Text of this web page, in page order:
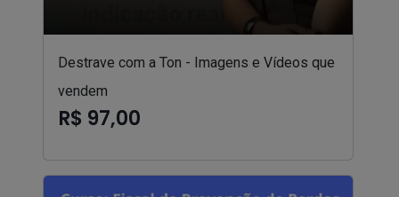
Destrave com a Ton - Imagens e Vídeos que
vendem
R$ 97,00